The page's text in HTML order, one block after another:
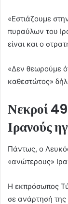
«Εστιάζουμε
πυραύλων του
είναι και ο
«Δεν θεωρούμε
καθεστώτος»
Νεκροί
Ιρανούς
Πάντως, ο
«ανώτερους»
Η εκπρόσωπος
σε ανάρτησή της